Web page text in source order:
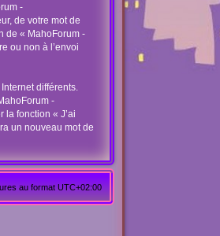
-
de votre mot de
de « MahoForum -
ou non à l’envoi
différents.
-
la fonction « J’ai
un nouveau mot de
au format UTC+02:00